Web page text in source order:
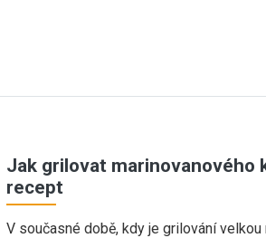
Jak grilovat marinovanového
recept
V současné době, kdy je grilování